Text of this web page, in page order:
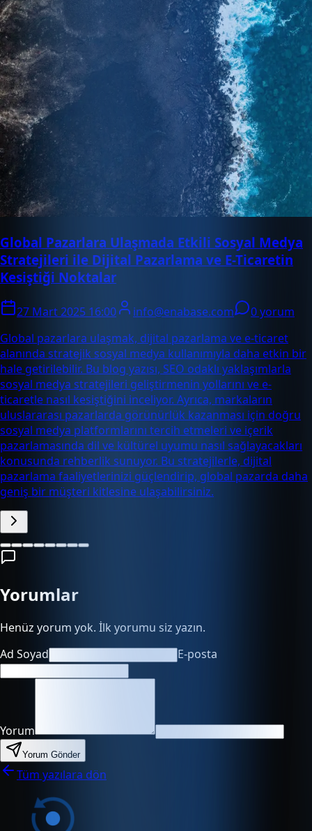
Global Pazarlara Ulaşmada Etkili Sosyal Medya
Stratejileri ile Dijital Pazarlama ve E-Ticaretin
Kesiştiği Noktalar
27 Mart 2025 16:00 info@enabase.com
0 yorum
Global pazarlara ulaşmak, dijital pazarlama ve e-ticaret
alanında stratejik sosyal medya kullanımıyla daha etkin bir
hale getirilebilir. Bu blog yazısı, SEO odaklı yaklaşımlarla
sosyal medya stratejileri geliştirmenin yollarını ve e-
ticaretle nasıl kesiştiğini inceliyor. Ayrıca, markaların
uluslararası pazarlarda görünürlük kazanması için doğru
sosyal medya platformlarını tercih etmeleri ve içerik
pazarlamasında dil ve kültürel uyumu nasıl sağlayacakları
konusunda rehberlik sunuyor. Bu stratejilerle, dijital
pazarlama faaliyetlerinizi güçlendirip, global pazarda daha
geniş bir müşteri kitlesine ulaşabilirsiniz.
Yorumlar
Henüz yorum yok. İlk yorumu siz yazın.
Ad Soyad
E-posta
Yorum
Yorum Gönder
Tüm yazılara dön